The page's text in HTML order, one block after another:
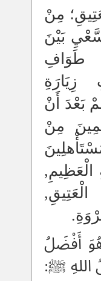
مِنْ
بَيْنَ
طَوَافِ
زِيَارَةِ
بَعْدَ أَنْ
مِنْ
الْعَظِيمِ,
أَفْضَلُ
اللهِ ﷺ: